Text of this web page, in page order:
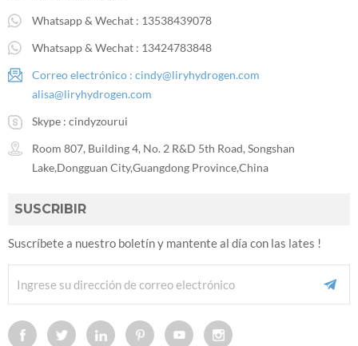
Whatsapp & Wechat : 13538439078
Whatsapp & Wechat : 13424783848
Correo electrónico : cindy@liryhydrogen.com
alisa@liryhydrogen.com
Skype : cindyzourui
Room 807, Building 4, No. 2 R&D 5th Road, Songshan
Lake,Dongguan City,Guangdong Province,China
SUSCRIBIR
Suscríbete a nuestro boletín y mantente al día con las lates !